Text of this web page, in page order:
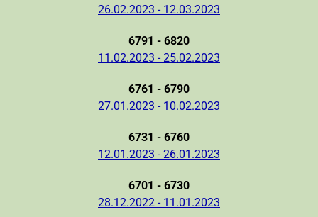
26.02.2023 - 12.03.2023
6791 - 6820
11.02.2023 - 25.02.2023
6761 - 6790
27.01.2023 - 10.02.2023
6731 - 6760
12.01.2023 - 26.01.2023
6701 - 6730
28.12.2022 - 11.01.2023